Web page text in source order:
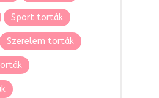
Sport torták
Szerelem torták